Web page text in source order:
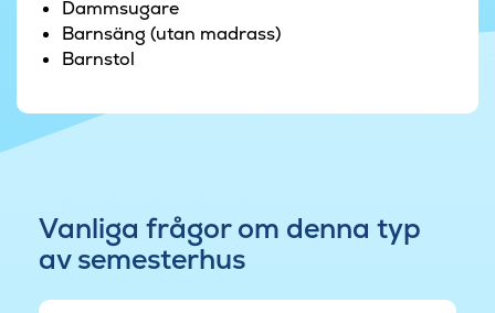
övertäckt terrass med grill och trädgårdsmöbler,
medan det i trädgården finns en studsmatta,
sandlåda och gunga till barnen.
Dammsugare
Barnsäng (utan madrass)
Barnstol
Vanliga frågor om denna typ
av semesterhus